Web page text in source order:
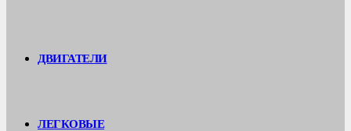
ДВИГАТЕЛИ
ЛЕГКОВЫЕ